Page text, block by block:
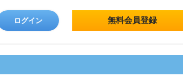
ログイン 無料会員登録